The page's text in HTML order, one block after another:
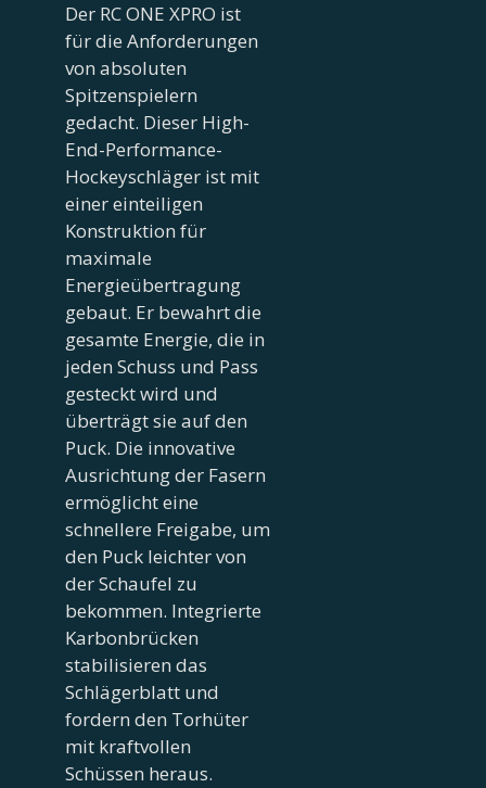
Der RC ONE XPRO ist
für die Anforderungen
von absoluten
Spitzenspielern
gedacht. Dieser High-
End-Performance-
Hockeyschläger ist mit
einer einteiligen
Konstruktion für
maximale
Energieübertragung
gebaut. Er bewahrt die
gesamte Energie, die in
jeden Schuss und Pass
gesteckt wird und
überträgt sie auf den
Puck. Die innovative
Ausrichtung der Fasern
ermöglicht eine
schnellere Freigabe, um
den Puck leichter von
der Schaufel zu
bekommen. Integrierte
Karbonbrücken
stabilisieren das
Schlägerblatt und
fordern den Torhüter
mit kraftvollen
Schüssen heraus.